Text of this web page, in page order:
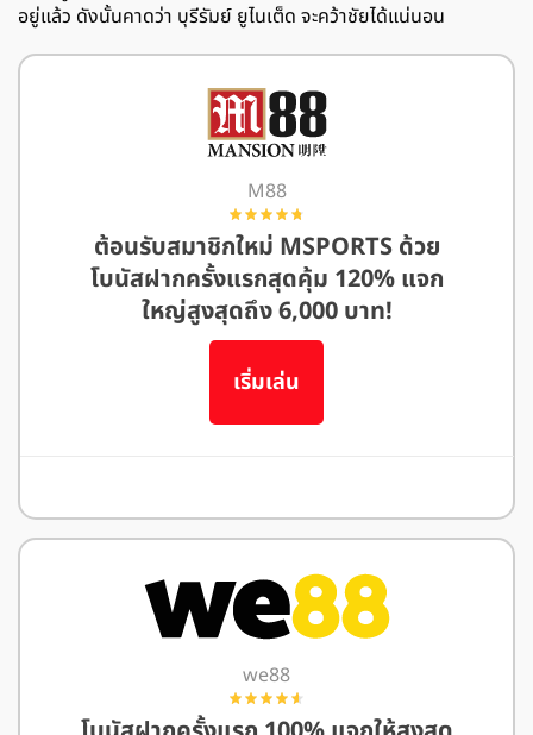
อยู่แล้ว ดังนั้นคาดว่า บุรีรัมย์ ยูไนเต็ด จะคว้าชัยได้แน่นอน
M88
ต้อนรับสมาชิกใหม่ MSPORTS ด้วย
โบนัสฝากครั้งแรกสุดคุ้ม 120% แจก
ใหญ่สูงสุดถึง 6,000 บาท!
เริ่มเล่น
อ่านรีวิว M88
we88